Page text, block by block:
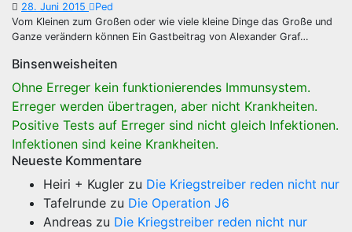
28. Juni 2015
Ped
Vom Kleinen zum Großen oder wie viele kleine Dinge das Große und
Ganze verändern können Ein Gastbeitrag von Alexander Graf…
Binsenweisheiten
Ohne Erreger kein funktionierendes Immunsystem.
Erreger werden übertragen, aber nicht Krankheiten.
Positive Tests auf Erreger sind nicht gleich Infektionen.
Infektionen sind keine Krankheiten.
Neueste Kommentare
Heiri + Kugler zu Die Kriegstreiber reden nicht nur
Tafelrunde zu Die Operation J6
Andreas zu Die Kriegstreiber reden nicht nur